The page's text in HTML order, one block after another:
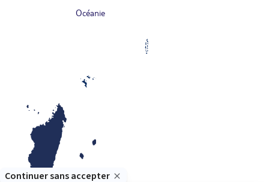
Océanie